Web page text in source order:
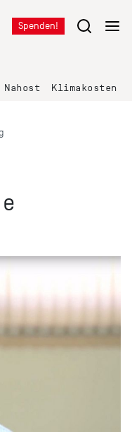
Spenden!
Klimakosten